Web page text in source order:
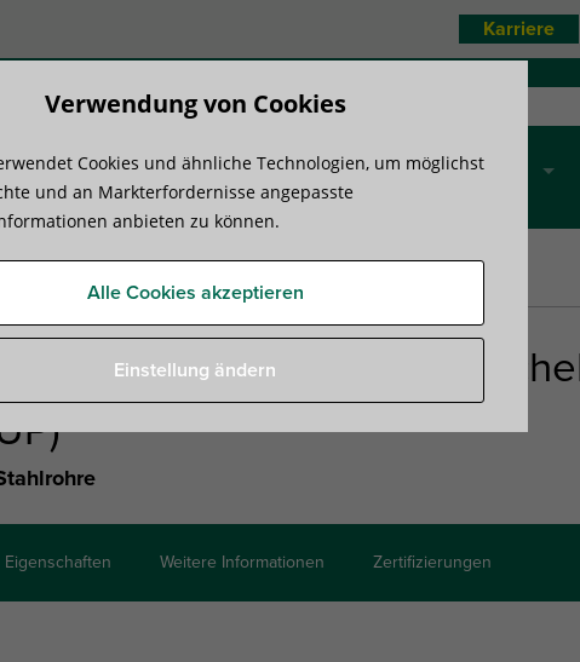
Karriere
Know-how Serviceleistungen
Schwerlastschelle | M10/12 (BUP)
HD500
Eigenschaften Weitere Informationen Zertifizierungen
Verwendung von Cookies
Cookies und ähnliche Technologien, um möglichst
und an Markterfordernisse angepasste
anbieten zu können.
Alle Cookies akzeptieren
Einstellung ändern